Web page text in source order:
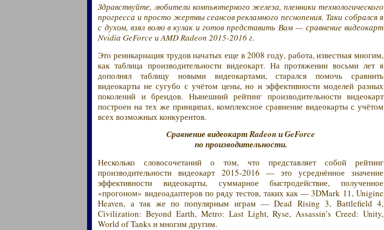
Здравствуйте, любители компьютерного железа, пленники технологического
прогресса и просто жертвы сеансов рекламного песнопения. Таки собрался я
с духом, взял волю в кулак и готов представить Вам — сравнение видеокарт
Nvidia GeForce и AMD Radeon 2015-2016 г.
Это реинкарнация трудов начатых еще в 2008 году, работа, известная многим,
как таблица производительности видеокарт. На протяжении восьми лет я
дополнял таблицу новыми видеокартами, старался помочь сравнить
видеокарты не сугубо с учётом цены, но и эффективности моделей разных
поколений и брендов. Нынешний рейтинг производительности видеокарт
построен на тех же принципах, комплексное сравнение видеокарты с учётом
всех возможных конкурентов.
Сравнение видеокарт Radeon и GeForce
по производительности.
Несколько словосочетаний о том, что представляет собой рейтинг
производительности видеокарт 2015-2016 — это усреднённое значение
эффективности видеокарты, суммарное быстродействие, полученное
«прогоном» видеоадаптеров по ряду тестов, таких как — 3DMark 11, Unigine
Heaven, а так же по популярным играм — Dead Rising 3, Battlefield 4,
Civilization: Beyond Earth, Metro: Last Light, Ryse, Assassin’s Creed: Unity,
World of Tanks и многим другим.